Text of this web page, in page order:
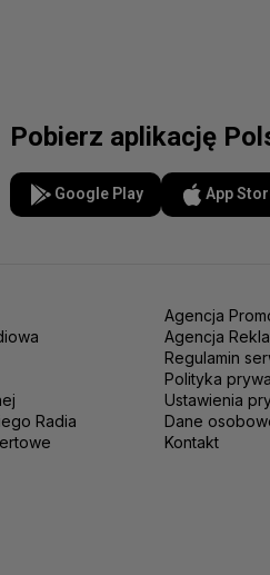
Pobierz aplikację
Google Play App
Radia
Agencja
Agencja
Regulamin
Polityka
Ustawienia
Dane
Kontakt